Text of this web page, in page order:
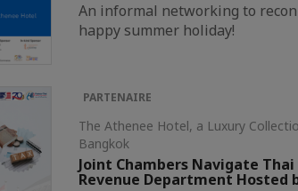
An informal networking to
happy summer holiday!
PARTENAIRE
The Athenee Hotel, a Luxury
Bangkok
Joint Chambers Navigate
Revenue Department Hosted